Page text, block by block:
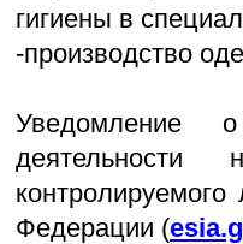
гигиены в
-производство
Уведомление о
деятельности
Федерации (